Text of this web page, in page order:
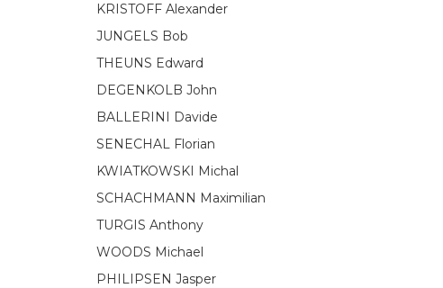
KRISTOFF Alexander
JUNGELS Bob
THEUNS Edward
DEGENKOLB John
BALLERINI Davide
SENECHAL Florian
KWIATKOWSKI Michal
SCHACHMANN Maximilian
TURGIS Anthony
WOODS Michael
PHILIPSEN Jasper